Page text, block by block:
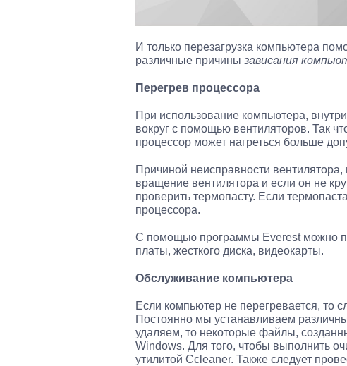
И только перезагрузка компьютера
различные причины зависания
Перегрев процессора
При использование компьютера,
вокруг с помощью вентиляторов. Так
процессор может нагреться больше
Причиной неисправности
вращение вентилятора и если он не
проверить термопасту. Если
процессора.
С помощью программы Everest можно
платы, жесткого диска, видеокарты.
Обслуживание компьютера
Если компьютер не перегревается, то
Постоянно мы устанавливаем
удаляем, то некоторые файлы,
Windows. Для того, чтобы выполнить
утилитой Ccleaner. Также следует